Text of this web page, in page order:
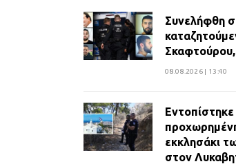
Συνελήφθη
08.08.2026 | 13:40
εκκλησάκι
στον